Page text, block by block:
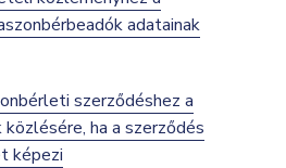
adatainak
szerződéshez a
ha a szerződés
képezi